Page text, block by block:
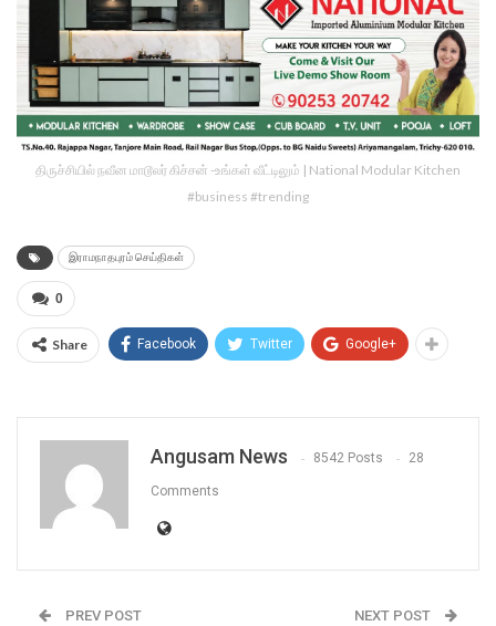
திருச்சியில் நவீன மாடூலர் கிச்சன் -உங்கள் வீட்டிலும் | National Modular Kitchen
#business #trending
இராமநாதபுரம் செய்திகள்
0
Share Facebook Twitter Google+
Angusam News 8542 Posts 28
Comments
PREV POST NEXT POST